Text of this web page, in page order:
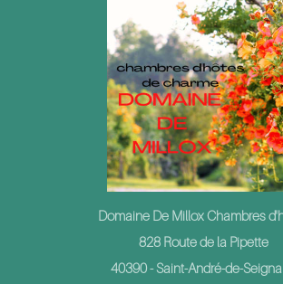
Domaine De Millox Chambres
828 Route de la Pipette
40390 - Saint-André-de-